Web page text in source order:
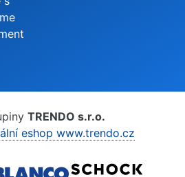
TRENDO s.r.o.
eshop www.trendo.cz